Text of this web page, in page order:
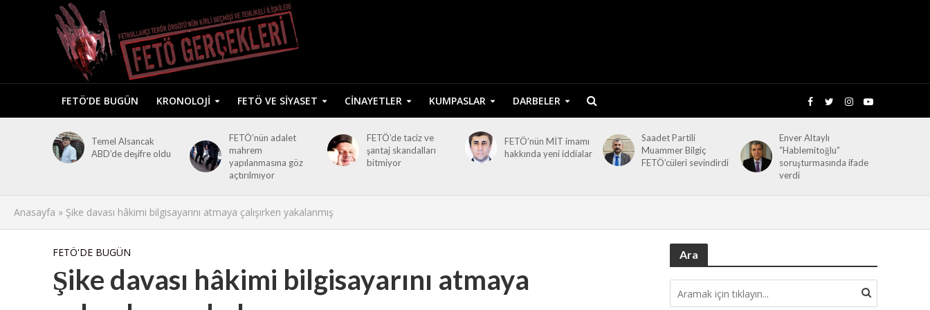
FETÖ’DE BUGÜN KRONOLOJI FETÖ VE SIYASET CINAYETLER KUMPASLAR DARBELER
Temel Alsancak
ABD’de deşifre oldu
FETÖ’nün adalet
mahrem
yapılanmasına göz
açtırılmıyor
FETÖ’de taciz ve
şantaj skandalları
bitmiyor
FETÖ’nün MİT imamı
hakkında yeni iddialar
Saadet Partili
Muammer Bilgiç
FETÖ’cüleri sevindirdi
Enver Altaylı
“Hablemitoğlu”
soruşturmasında ifade
verdi
Anasayfa » Şike davası hâkimi bilgisayarını atmaya çalışırken yakalanmış
FETÖ'DE BUGÜN
Şike davası hâkimi bilgisayarını atmaya
Ara